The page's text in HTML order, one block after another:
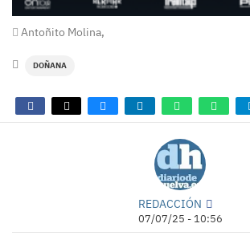
Antoñito Molina,
DOÑANA
REDACCIÓN
07/07/25 - 10:56